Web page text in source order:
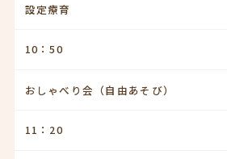
設定療育
10：50
おしゃべり会（自由あそび）
11：20